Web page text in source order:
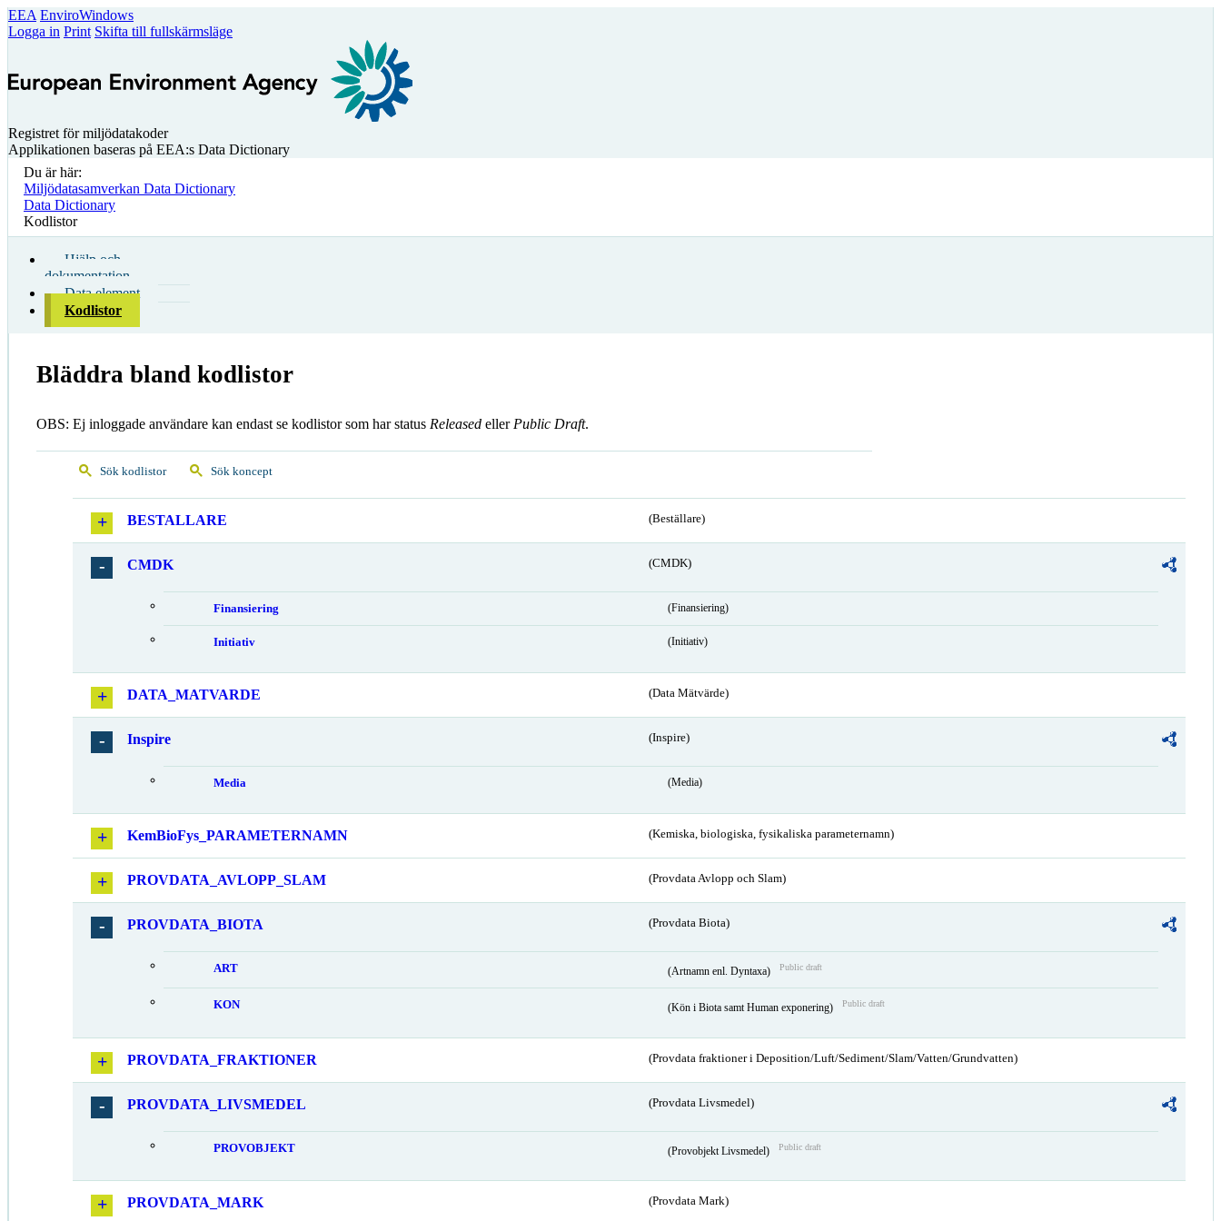
EEA EnviroWindows
Logga in Print Skifta till fullskärmsläge
Registret för miljödatakoder
Applikationen baseras på EEA:s Data Dictionary
Du är här:
Miljödatasamverkan Data Dictionary
Data Dictionary
Kodlistor
Hjälp och
dokumentation
Data element
Kodlistor
Bläddra bland kodlistor
OBS: Ej inloggade användare kan endast se kodlistor som har status Released eller Public Draft.
Sök kodlistor Sök koncept
BESTALLARE (Beställare)
CMDK (CMDK)
Finansiering (Finansiering)
Initiativ (Initiativ)
DATA_MATVARDE (Data Mätvärde)
Inspire (Inspire)
Media (Media)
KemBioFys_PARAMETERNAMN (Kemiska, biologiska, fysikaliska parameternamn)
PROVDATA_AVLOPP_SLAM (Provdata Avlopp och Slam)
PROVDATA_BIOTA (Provdata Biota)
ART (Artnamn enl. Dyntaxa) Public draft
KON (Kön i Biota samt Human exponering) Public draft
PROVDATA_FRAKTIONER (Provdata fraktioner i Deposition/Luft/Sediment/Slam/Vatten/Grundvatten)
PROVDATA_LIVSMEDEL (Provdata Livsmedel)
PROVOBJEKT (Provobjekt Livsmedel) Public draft
PROVDATA_MARK (Provdata Mark)